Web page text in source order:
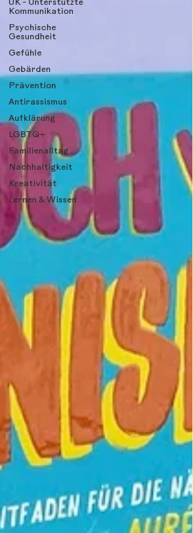
UK - Unterstützte
Kommunikation
Psychische
Gesundheit
Gefühle
Gebärden
Prävention
Antirassismus
Aufklärung
LGBTQ+
Familienalltag
Nachhaltigkeit
Kreativität
Lernen & Wissen